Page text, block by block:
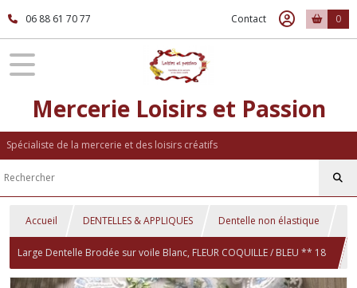
06 88 61 70 77 Contact 0
Mercerie Loisirs et Passion
Spécialiste de la mercerie et des loisirs créatifs
Accueil DENTELLES & APPLIQUES Dentelle non élastique
Large Dentelle Brodée sur voile Blanc, FLEUR COQUILLE / BLEU ** 18
cm ** Vendu par 16 cm (1 motif) - D017